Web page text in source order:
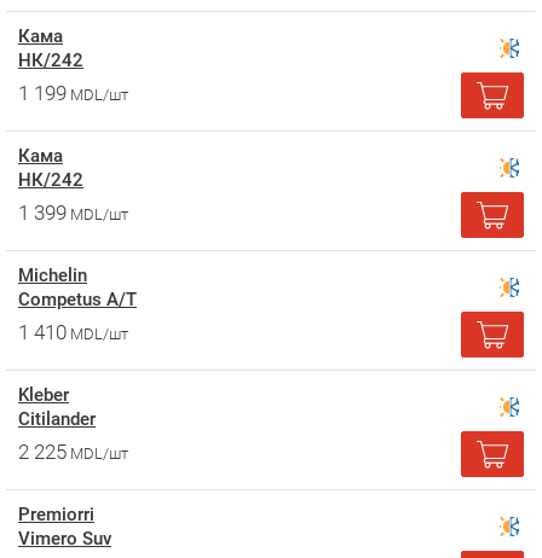
Кама
НК/242
1 199 MDL/шт
Кама
НК/242
1 399 MDL/шт
Michelin
Competus A/T
1 410 MDL/шт
Kleber
Citilander
2 225 MDL/шт
Premiorri
Vimero Suv